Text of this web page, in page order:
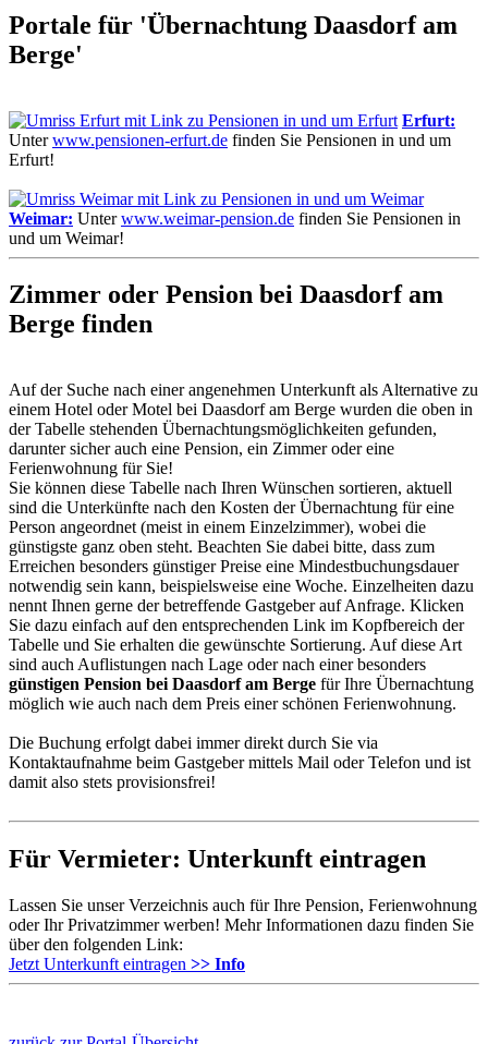
Portale für 'Übernachtung Daasdorf am
Berge'
Erfurt:
Unterwww.pensionen-erfurt.de finden Sie Pensionen in und um
Erfurt!
Weimar: Unterwww.weimar-pension.de finden Sie Pensionen in
und um Weimar!
Zimmer oder Pension bei Daasdorf am
Berge finden
Auf der Suche nach einer angenehmen Unterkunft als Alternative zu
einem Hotel oder Motel bei Daasdorf am Berge wurden die oben in
der Tabelle stehenden Übernachtungs­möglichkeiten gefunden,
darunter sicher auch eine Pension, ein Zimmer oder eine
Ferienwohnung für Sie!
Sie können diese Tabelle nach Ihren Wünschen sortieren, aktuell
sind die Unterkünfte nach den Kosten der Übernachtung für eine
Person angeordnet (meist in einem Einzelzimmer), wobei die
günstigste ganz oben steht. Beachten Sie dabei bitte, dass zum
Erreichen besonders günstiger Preise eine Mindestbuchungsdauer
notwendig sein kann, beispielsweise eine Woche. Einzelheiten dazu
nennt Ihnen gerne der betreffende Gastgeber auf Anfrage. Klicken
Sie dazu einfach auf den entsprechenden Link im Kopfbereich der
Tabelle und Sie erhalten die gewünschte Sortierung. Auf diese Art
sind auch Auflistungen nach Lage oder nach einer besonders
günstigen Pension bei Daasdorf am Berge für Ihre Übernachtung
möglich wie auch nach dem Preis einer schönen Ferienwohnung.
Die Buchung erfolgt dabei immer direkt durch Sie via
Kontaktaufnahme beim Gastgeber mittels Mail oder Telefon und ist
damit also stets provisionsfrei!
Für Vermieter: Unterkunft eintragen
Lassen Sie unser Verzeichnis auch für Ihre Pension, Ferienwohnung
oder Ihr Privatzimmer werben! Mehr Informationen dazu finden Sie
über den folgenden Link:
Jetzt Unterkunft eintragen >> Info